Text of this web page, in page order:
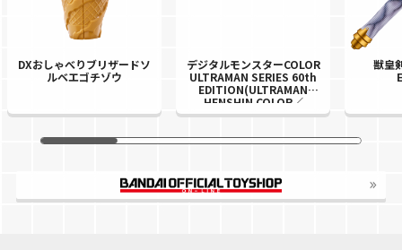
DXおしゃべりブリザードソ
ルベエゴチゾウ
デジタルモンスターCOLOR
ULTRAMAN SERIES 60th
EDITION(ULTRAMAN
HENSHIN COLOR／
GRAFFITI ULTRAHEROES
獣皇